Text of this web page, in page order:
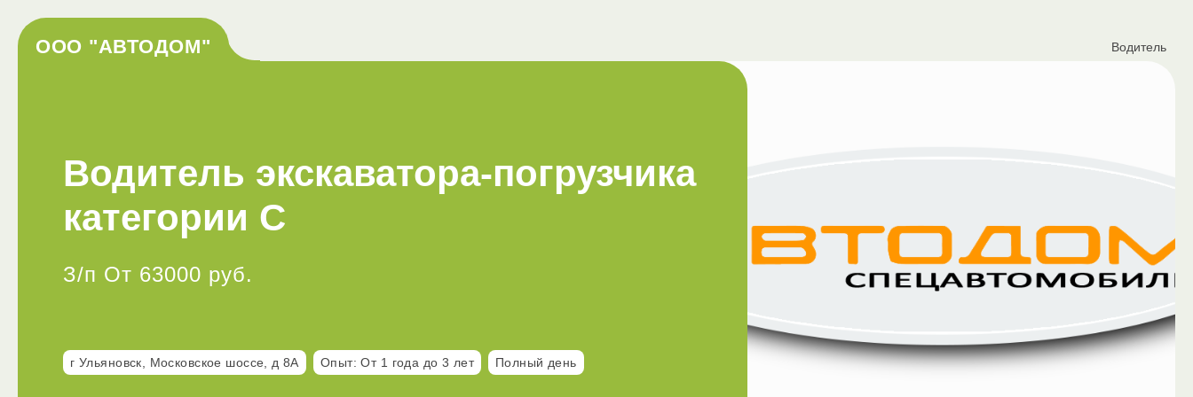
ООО "АВТОДОМ" Водитель
Водитель экскаватора-погрузчика
категории С
З/п От 63000 руб.
г Ульяновск, Московское шоссе, д 8А Опыт: От 1 года до 3 лет Полный день